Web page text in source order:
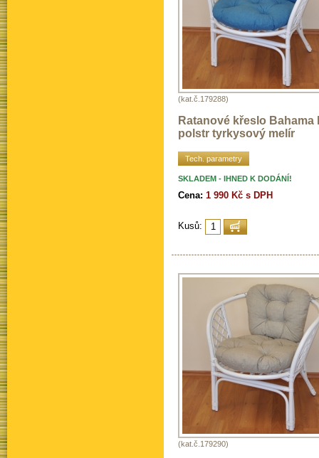
(kat.č.179288)
Ratanové křeslo Bahama
polstr tyrkysový melír
Tech. parametry
SKLADEM - IHNED K DODÁNÍ!
Cena: 1 990 Kč s DPH
Kusů:
(kat.č.179290)